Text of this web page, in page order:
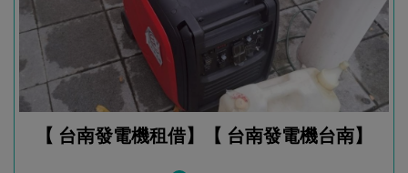
【 台南發電機租借】【 台南發電機台南】